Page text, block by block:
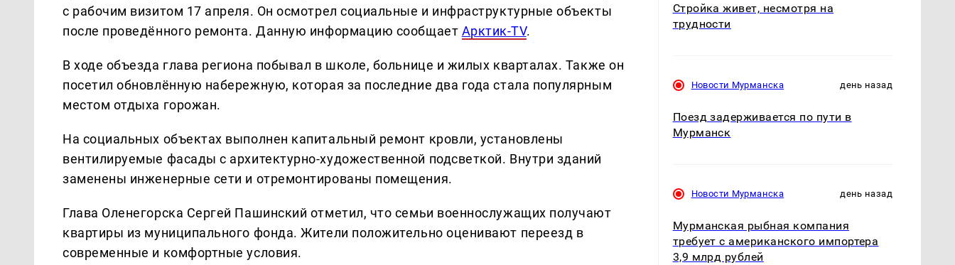
с рабочим визитом 17 апреля. Он осмотрел социальные и инфраструктурные объекты
после проведённого ремонта. Данную информацию сообщает Арктик-TV.
В ходе объезда глава региона побывал в школе, больнице и жилых кварталах. Также он
посетил обновлённую набережную, которая за последние два года стала популярным
местом отдыха горожан.
На социальных объектах выполнен капитальный ремонт кровли, установлены
вентилируемые фасады с архитектурно-художественной подсветкой. Внутри зданий
заменены инженерные сети и отремонтированы помещения.
Глава Оленегорска Сергей Пашинский отметил, что семьи военнослужащих получают
квартиры из муниципального фонда. Жители положительно оценивают переезд в
современные и комфортные условия.
Стройка живет, несмотря на
трудности
Новости Мурманска день назад
Поезд задерживается по пути в
Мурманск
Новости Мурманска день назад
Мурманская рыбная компания
требует с американского импортера
3,9 млрд рублей